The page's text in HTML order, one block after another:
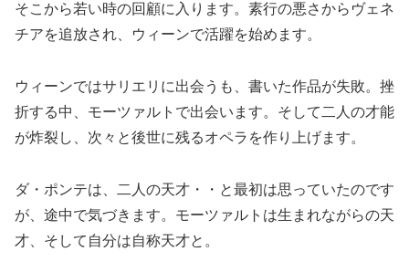
そこから若い時の回顧に入ります。素行の悪さからヴェネ
チアを追放され、ウィーンで活躍を始めます。
ウィーンではサリエリに出会うも、書いた作品が失敗。挫
折する中、モーツァルトで出会います。そして二人の才能
が炸裂し、次々と後世に残るオペラを作り上げます。
ダ・ポンテは、二人の天才・・と最初は思っていたのです
が、途中で気づきます。モーツァルトは生まれながらの天
才、そして自分は自称天才と。